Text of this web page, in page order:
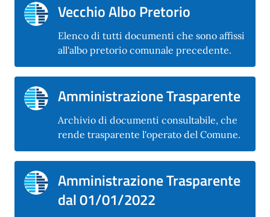
Vecchio Albo Pretorio
Elenco di tutti documenti che sono affissi
all'albo pretorio comunale precedente.
Amministrazione Trasparente
Archivio di documenti consultabile, che
rende trasparente l'operato del Comune.
Amministrazione Trasparente
dal 01/01/2022